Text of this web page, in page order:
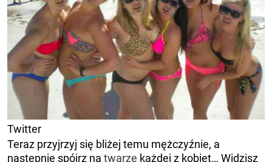
Twitter
Teraz przyjrzyj się bliżej temu mężczyźnie, a
następnie spójrz na twarze każdej z kobiet… Widzisz